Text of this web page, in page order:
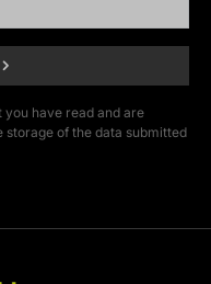
have read and are
storage of the data submitted